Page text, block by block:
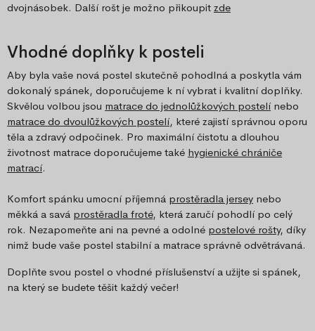
dvojnásobek. Další rošt je možno přikoupit zde
Vhodné doplňky k posteli
Aby byla vaše nová postel skutečně pohodlná a poskytla vám
dokonalý spánek, doporučujeme k ní vybrat i kvalitní doplňky.
Skvělou volbou jsou matrace do jednolůžkových postelínebo
matrace do dvoulůžkových postelí, které zajistí správnou oporu
těla a zdravý odpočinek. Pro maximální čistotu a dlouhou
životnost matrace doporučujeme také hygienické chrániče
matrací.
Komfort spánku umocní příjemná prostěradla jersey nebo
měkká a savá prostěradla froté, která zaručí pohodlí po celý
rok. Nezapomeňte ani na pevné a odolné postelové rošty, díky
nimž bude vaše postel stabilní a matrace správně odvětrávaná.
Doplňte svou postel o vhodné příslušenství a užijte si spánek,
na který se budete těšit každý večer!